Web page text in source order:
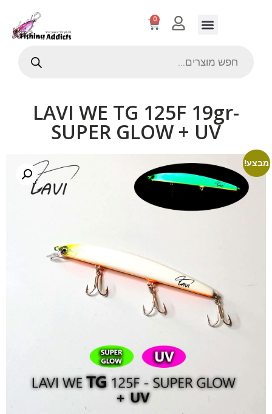
0
LAVI WE TG 125F 19gr-
SUPER GLOW + UV
מבצע!